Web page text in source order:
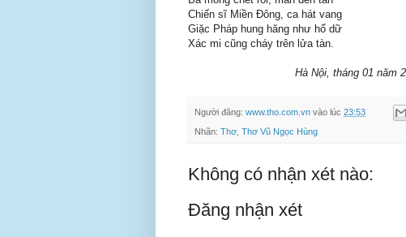
Chiến sĩ Miền Đông, ca hát vang
Giặc Pháp hung hăng như hổ dữ
Xác mi cũng cháy trên lửa tàn.
Hà Nội, tháng 01 năm
Người đăng: www.tho.com.vn vào lúc 23:53
Nhãn: Thơ Thơ Vũ Ngọc Hùng
Không có nhận xét nào:
Đăng nhận xét